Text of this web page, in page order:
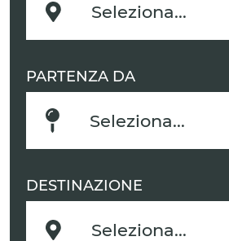
Seleziona...
PARTENZA DA
Seleziona...
DESTINAZIONE
Seleziona...